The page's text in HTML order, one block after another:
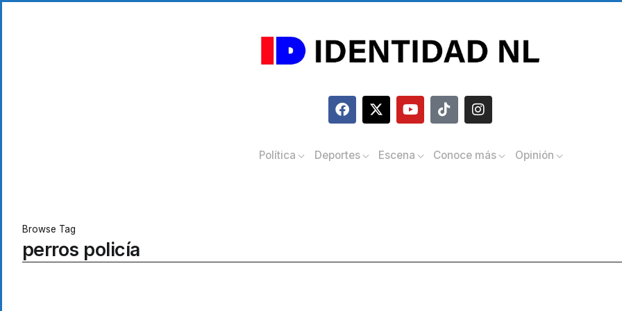
Política Deportes Escena Conoce más Opinión
Browse Tag
perros policía